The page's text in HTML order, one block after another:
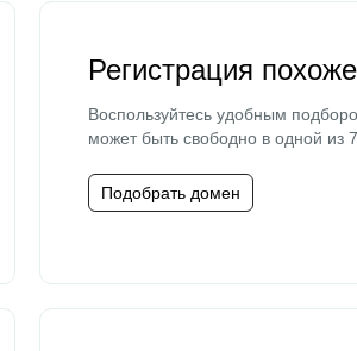
Регистрация
Воспользуйтесь удобным
может быть свободно в одной из
Подобрать домен